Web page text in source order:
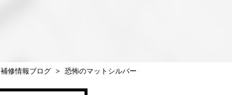
補修情報ブログ 恐怖のマットシルバー